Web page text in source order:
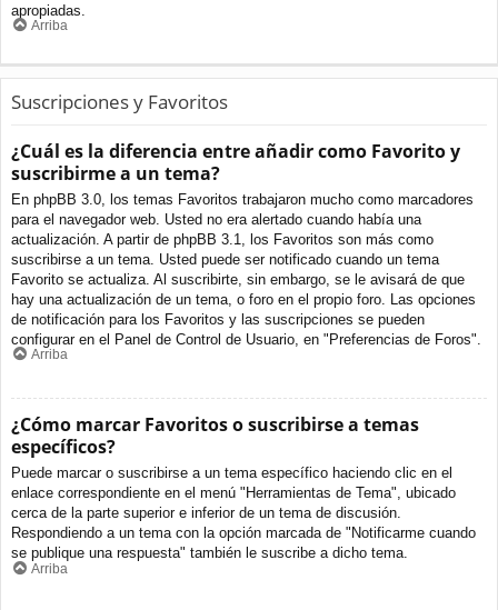
apropiadas.
Arriba
Suscripciones y Favoritos
¿Cuál es la diferencia entre añadir como Favorito y
suscribirme a un tema?
En phpBB 3.0, los temas Favoritos trabajaron mucho como marcadores
para el navegador web. Usted no era alertado cuando había una
actualización. A partir de phpBB 3.1, los Favoritos son más como
suscribirse a un tema. Usted puede ser notificado cuando un tema
Favorito se actualiza. Al suscribirte, sin embargo, se le avisará de que
hay una actualización de un tema, o foro en el propio foro. Las opciones
de notificación para los Favoritos y las suscripciones se pueden
configurar en el Panel de Control de Usuario, en "Preferencias de Foros".
Arriba
¿Cómo marcar Favoritos o suscribirse a temas
específicos?
Puede marcar o suscribirse a un tema específico haciendo clic en el
enlace correspondiente en el menú "Herramientas de Tema", ubicado
cerca de la parte superior e inferior de un tema de discusión.
Respondiendo a un tema con la opción marcada de "Notificarme cuando
se publique una respuesta" también le suscribe a dicho tema.
Arriba